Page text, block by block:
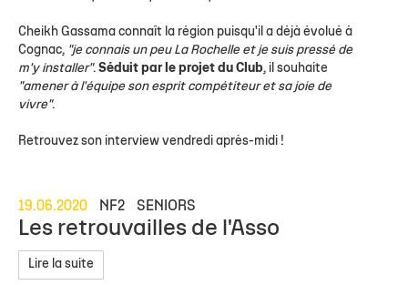
Cheikh Gassama connaît la région puisqu'il a déjà évolué à
Cognac, "je connais un peu La Rochelle et je suis pressé de
m'y installer". Séduit par le projet du Club, il souhaite
"amener à l'équipe son esprit compétiteur et sa joie de
vivre".
Retrouvez son interview vendredi après-midi !
19.06.2020 NF2 SENIORS
Les retrouvailles de l'Asso
Lire la suite